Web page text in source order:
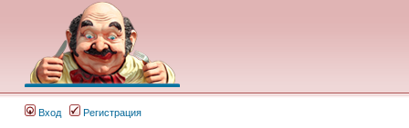
Вход Регистрация